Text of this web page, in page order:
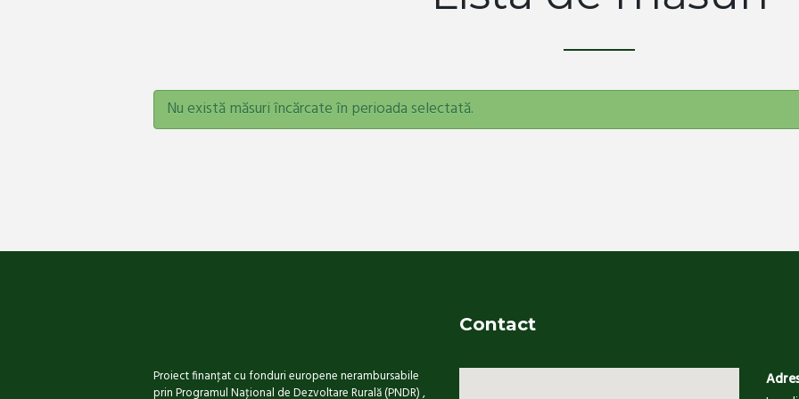
Nu există măsuri încărcate în perioada selectată.
Proiect finanţat cu fonduri europene nerambursabile
prin Programul Naţional de Dezvoltare Rurală (PNDR) ,
Contact